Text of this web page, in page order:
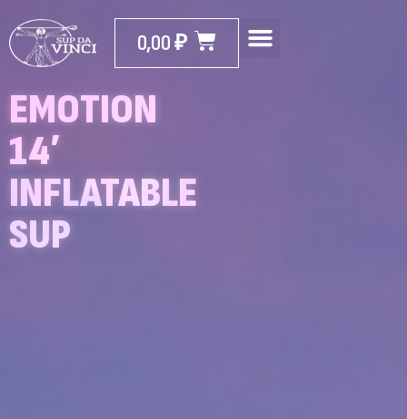
0,00₽
EMOTION
14′
INFLATABLE
SUP